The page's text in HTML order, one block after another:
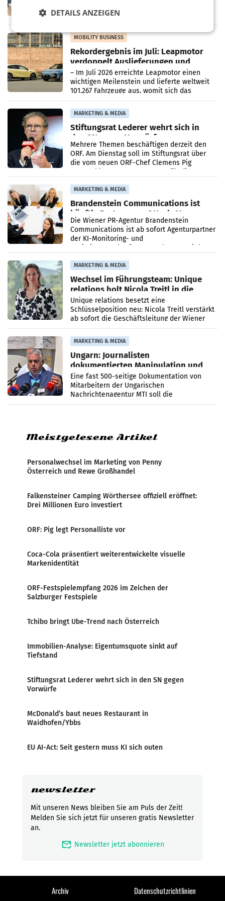
Vorarlberger Kaufmann Jürgen Albrecht ist
kartellrechtlich freigegeben: Die
Bundeskartellanwalt
MOBILITY BUSINESS
Rekordergebnis im Juli: Leapmotor
verdoppelt Auslieferungen und
überschreitet die 100.000er-Marke
– Im Juli 2026 erreichte Leapmotor einen
wichtigen Meilenstein und lieferte weltweit
101.267 Fahrzeuge aus, womit sich das
Ergebnis gegenüber Juli 2025 mehr als
verdoppelte (+102
MARKETING & MEDIA
Stiftungsrat Lederer wehrt sich in
den SN gegen Vorwürfe
Mehrere Themen beschäftigen derzeit den
ORF. Am Dienstag soll im Stiftungsrat über
die vom neuen ORF-Chef Clemens Pig
vorgeschlagenen Besetzungen für die
MARKETING & MEDIA
Brandenstein Communications ist
künftig Partner von OtterlyAI
Die Wiener PR-Agentur Brandenstein
Communications ist ab sofort Agenturpartner
der KI-Monitoring- und
Optimierungsplattform OtterlyAI. Damit baut
MARKETING & MEDIA
Wechsel im Führungsteam: Unique
relations holt Nicola Treitl in die
Geschäftsleitung
Unique relations besetzt eine
Schlüsselposition neu: Nicola Treitl verstärkt
ab sofort die Geschäftsleitung der Wiener
PR-Agentur an der Seite von Josef Kalina und
Anna Kalina-Mahr.
MARKETING & MEDIA
Ungarn: Journalisten
dokumentierten Manipulation und
Zensur
Eine fast 500-seitige Dokumentation von
Mitarbeitern der Ungarischen
Nachrichtenagentur MTI soll die
systematische Nachrichten-Manipulation und
Meistgelesene Artikel
Personalwechsel im Marketing von Penny
Österreich und Rewe Großhandel
Falkensteiner Camping Wörthersee offiziell eröffnet:
Drei Millionen Euro investiert
ORF: Pig legt Personalliste vor
Coca-Cola präsentiert weiterentwickelte visuelle
Markenidentität
ORF-Festspielempfang 2026 im Zeichen der
Salzburger Festspiele
Tchibo bringt Ube-Trend nach Österreich
Immobilien-Analyse: Eigentumsquote sinkt auf
Tiefstand
Stiftungsrat Lederer wehrt sich in den SN gegen
Vorwürfe
McDonald’s baut neues Restaurant in
Waidhofen/Ybbs
EU AI-Act: Seit gestern muss KI sich outen
newsletter
Mit unseren News bleiben Sie am Puls der Zeit!
Melden Sie sich jetzt für unseren gratis Newsletter
an.
mark_email_read Newsletter jetzt abonnieren
Archiv
Datenschutzrichtlinien
DETAILS ANZEIGEN